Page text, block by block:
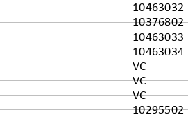
10463032
10376802
10463033
10463034
VC
VC
VC
10295502